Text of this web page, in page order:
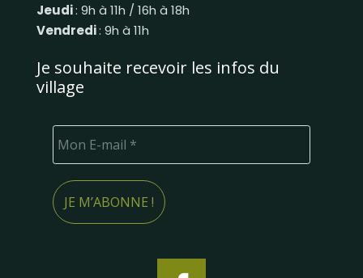
Jeudi: 9h à 11h / 16h à 18h
Vendredi: 9h à 11h
Je souhaite recevoir les infos du
village